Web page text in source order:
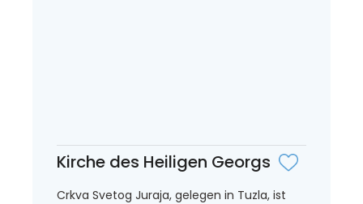
Kirche des Heiligen Georgs
Crkva Svetog Juraja, gelegen in Tuzla, ist